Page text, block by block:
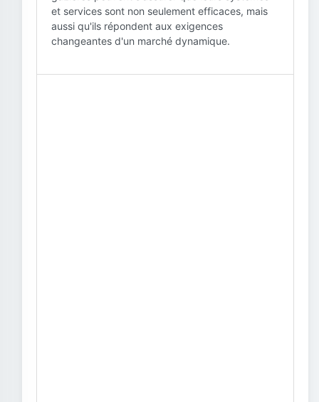
et services sont non seulement efficaces, mais
aussi qu'ils répondent aux exigences
changeantes d'un marché dynamique.